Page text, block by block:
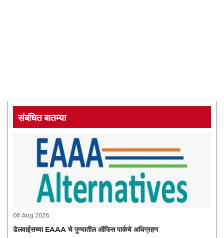
संबंधित बातम्या
06 Aug 2026
डेलवाईसच्या EAAA चे पुण्यातील ऑफिस पार्कचे अधिग्रहण